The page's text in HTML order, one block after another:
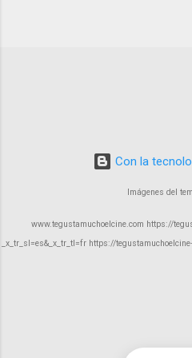
comedia negra,
Con la
Imágenes del
www.tegustamuchoelcine.com https://
_x_tr_sl=es&_x_tr_tl=fr https://